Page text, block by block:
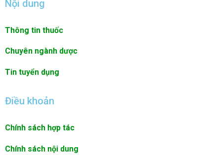
Nội dung
Thông tin thuốc
Chuyên ngành dược
Tin tuyển dụng
Điều khoản
Chính sách hợp tác
Chính sách nội dung